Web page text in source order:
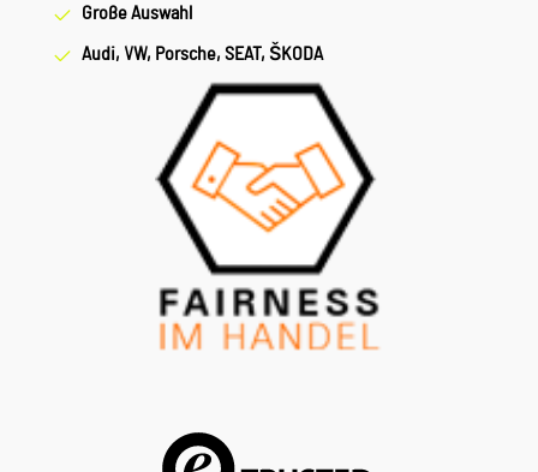
Große Auswahl
Audi, VW, Porsche, SEAT, ŠKODA